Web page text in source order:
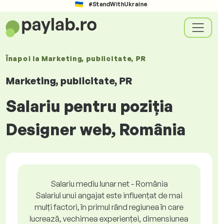
#StandWithUkraine
Înapoi la Marketing, publicitate, PR
Marketing, publicitate, PR
Salariu pentru poziția
Designer web, România
Salariu mediu lunar net - România
Salariul unui angajat este influențat de mai
mulți factori, în primul rând regiunea în care
lucrează, vechimea experienței, dimensiunea